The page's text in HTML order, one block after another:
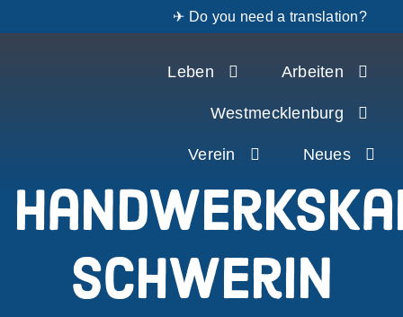
✈ Do you need a translation?
Leben Arbeiten
Westmecklenburg
Verein Neues
Schwerin